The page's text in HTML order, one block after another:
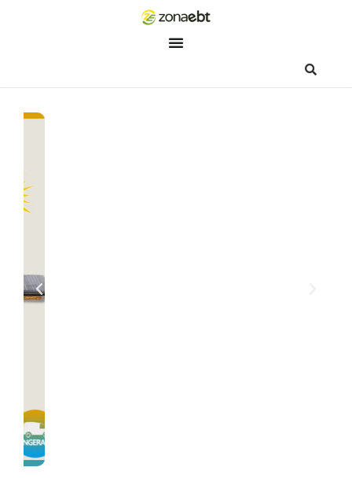
Aku ZEBot, asisten digital ZonaEBT. Ada yang bisa kubantu